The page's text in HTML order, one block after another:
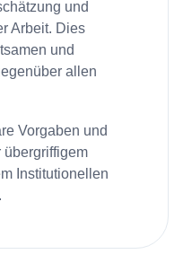
und
Arbeit. Dies
und
allen
Vorgaben und
Institutionellen